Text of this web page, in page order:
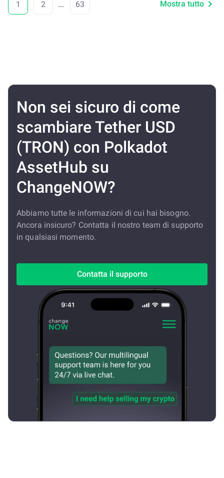
1 2 ... 63 Mostra tutto
Non sei sicuro di come
scambiare Tether USD
(TRON) con Polkadot
AssetHub su
ChangeNOW?
Abbiamo tutte le informazioni di cui hai bisogno.
Ancora insicuro? Contatta il nostro team di supporto
in qualsiasi momento.
Contatta il supporto